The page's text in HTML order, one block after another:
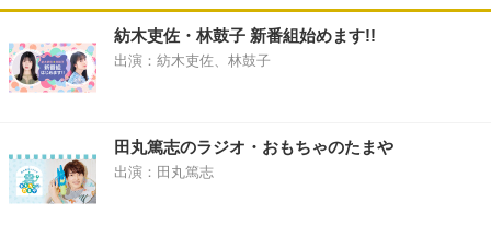
紡木吏佐・林鼓子 新番組始めます!!
出演：紡木吏佐、林鼓子
田丸篤志のラジオ・おもちゃのたまや
出演：田丸篤志